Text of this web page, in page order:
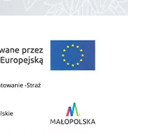
ratowniczo-gaśniczego z